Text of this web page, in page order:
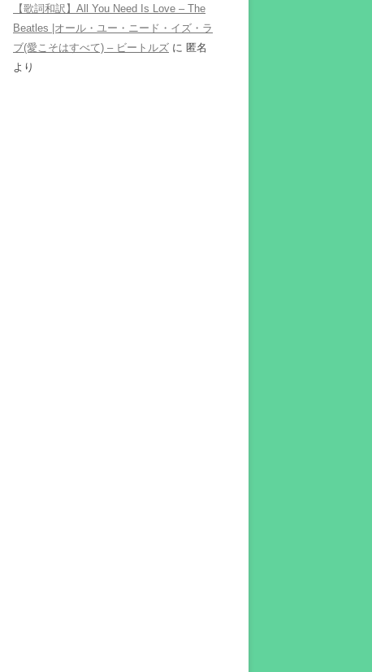
【歌詞和訳】All You Need Is Love – The
Beatles |オール・ユー・ニード・イズ・ラ
ブ(愛こそはすべて) – ビートルズ に 匿名
より